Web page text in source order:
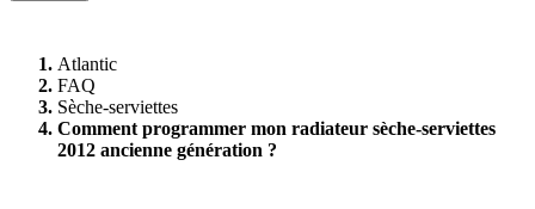
Atlantic
FAQ
Sèche-serviettes
Comment programmer mon radiateur sèche-serviettes
2012 ancienne génération ?